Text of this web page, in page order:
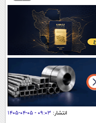
منو
انتشار: ۰۹:۰۳ - ۰۵-۰۴-۱۴۰۵